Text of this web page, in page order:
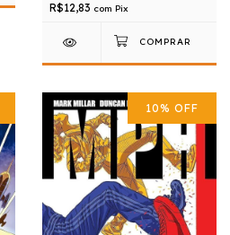
R$12,83 com Pix
10% OFF